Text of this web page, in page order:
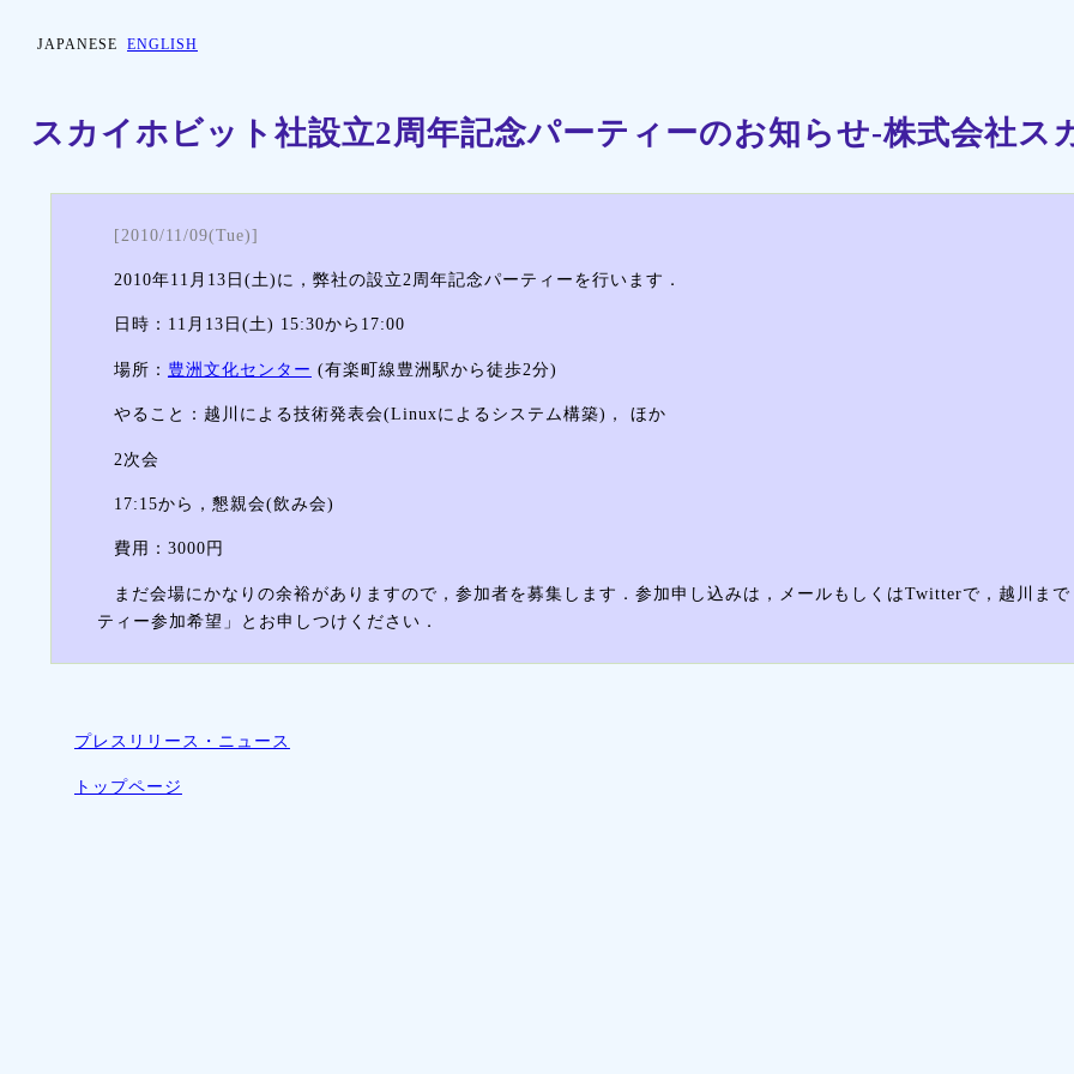
JAPANESE ENGLISH
スカイホビット社設立2周年記念パーティーのお知らせ-株式会社ス
[2010/11/09(Tue)]
2010年11月13日(土)に，弊社の設立2周年記念パーティーを行います．
日時：11月13日(土) 15:30から17:00
場所： 豊洲文化センター (有楽町線豊洲駅から徒歩2分)
やること：越川による技術発表会(Linuxによるシステム構築)， ほか
2次会
17:15から，懇親会(飲み会)
費用：3000円
まだ会場にかなりの余裕がありますので，参加者を募集します．参加申し込みは，メールもしくはTwitterで，越川まで
ティー参加希望」とお申しつけください．
プレスリリース・ニュース
トップページ